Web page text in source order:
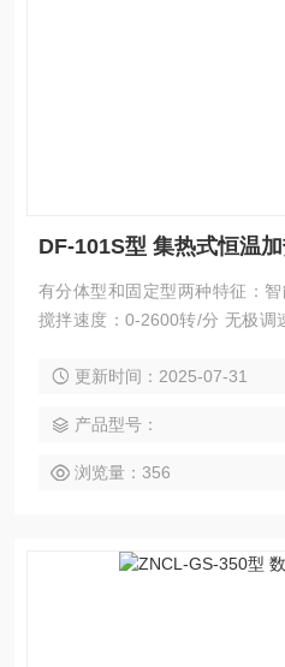
DF-101S型 集热式恒温
有分体型和固定型两种特征：
搅拌速度：0-2600转/分 无极调
9×245×220mm
更新时间：2025-07-31
产品型号：
浏览量：356